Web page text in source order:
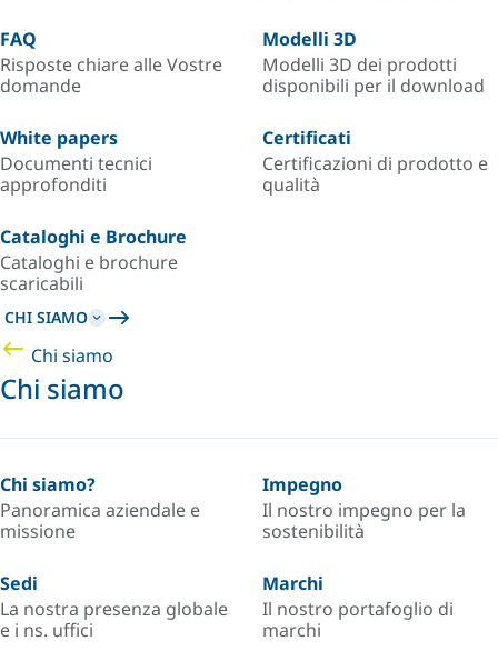
FAQ
Risposte chiare alle Vostre
domande
Modelli 3D
Modelli 3D dei prodotti
disponibili per il download
White papers
Documenti tecnici
approfonditi
Certificati
Certificazioni di prodotto e
qualità
Cataloghi e Brochure
Cataloghi e brochure
scaricabili
CHI SIAMO
Chi siamo
Chi siamo
Chi siamo?
Panoramica aziendale e
missione
Impegno
Il nostro impegno per la
sostenibilità
Sedi
La nostra presenza globale
e i ns. uffici
Marchi
Il nostro portafoglio di
marchi